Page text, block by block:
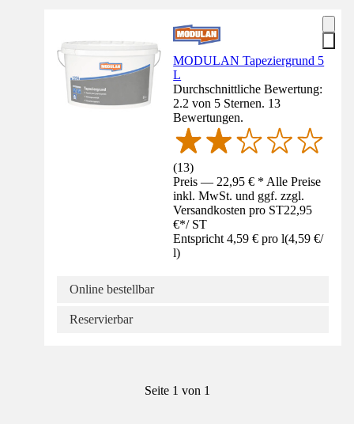
MODULAN Tapeziergrund 5
L
Durchschnittliche Bewertung:
2.2 von 5 Sternen. 13
Bewertungen.
(13)
Preis — 22,95 € * Alle Preise
inkl. MwSt. und ggf. zzgl.
Versandkosten pro ST22,95
€*/ ST
Entspricht 4,59 € pro l(4,59 €/
l)
Online bestellbar
Reservierbar
Seite 1 von 1